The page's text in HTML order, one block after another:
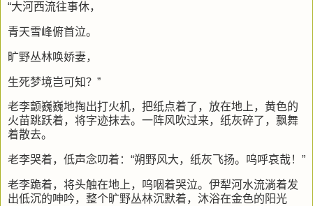
“大河西流往事休，
青天雪峰俯首泣。
旷野丛林唤娇妻，
生死梦境岂可知？”
老李颤巍巍地掏出打火机，把纸点着了，放在地上，黄色的
火苗跳跃着，将字迹抹去。一阵风吹过来，纸灰碎了，飘舞
着散去。
老李哭着，低声念叨着：“朔野风大，纸灰飞扬。呜呼哀哉！”
老李跪着，将头触在地上，呜咽着哭泣。伊犁河水流淌着发
出低沉的呻吟，整个旷野丛林沉默着，沐浴在金色的阳光